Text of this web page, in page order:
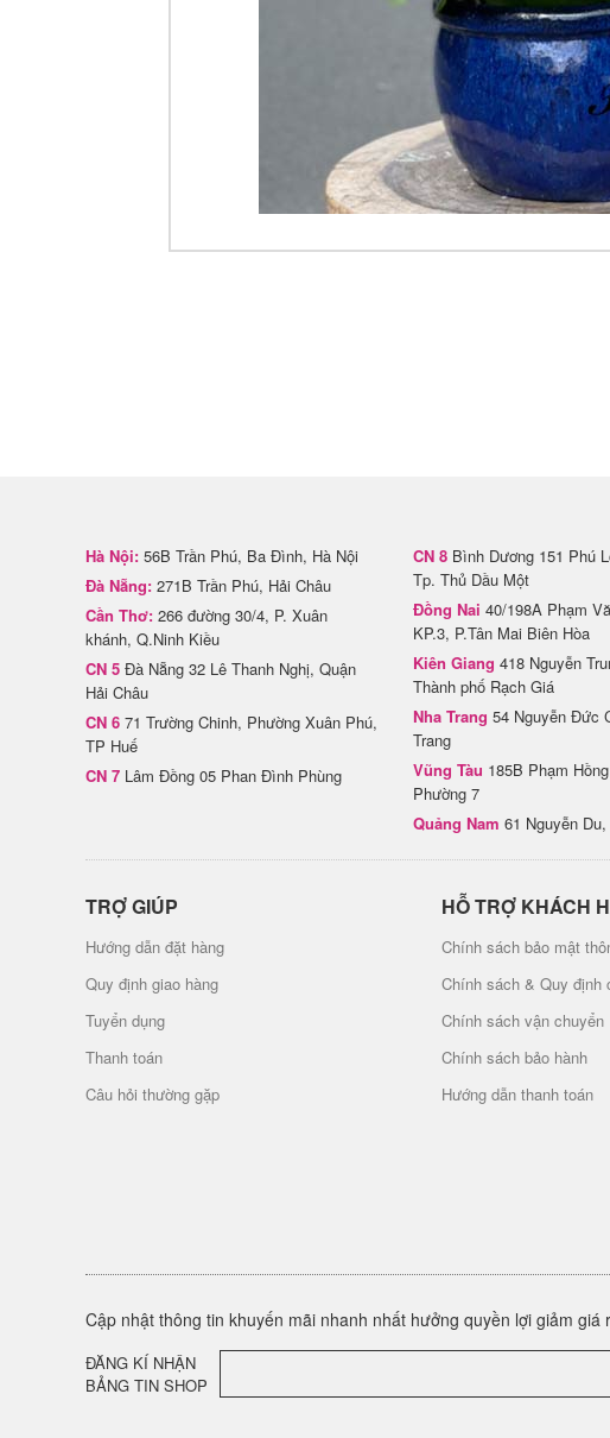
Hà Nội: 56B Trần Phú, Ba Đình, Hà Nội
Đà Nẵng: 271B Trần Phú, Hải Châu
Cần Thơ: 266 đường 30/4, P. Xuân
khánh, Q.Ninh Kiều
CN 5 Đà Nẵng 32 Lê Thanh Nghị, Quận
Hải Châu
CN 6 71 Trường Chinh, Phường Xuân Phú,
TP Huế
CN 7 Lâm Đồng 05 Phan Đình Phùng
CN 8 Bình Dương 151 Phú
Tp. Thủ Dầu Một
Đồng Nai 40/198A Phạm
KP.3, P.Tân Mai Biên Hòa
Kiên Giang 418 Nguyễn
Thành phố Rạch Giá
Nha Trang 54 Nguyễn Đức
Trang
Vũng Tàu 185B Phạm
Phường 7
Quảng Nam 61 Nguyễn
TRỢ GIÚP
Hướng dẫn đặt hàng
Quy định giao hàng
Tuyển dụng
Thanh toán
Câu hỏi thường gặp
HỖ TRỢ KHÁCH
Chính sách bảo mật
Chính sách & Quy định
Chính sách vận chuyển
Chính sách bảo hành
Hướng dẫn thanh toán
Cập nhật thông tin khuyến mãi nhanh nhất hưởng quyền lợi giảm giá
ĐĂNG KÍ NHẬN
BẢNG TIN SHOP